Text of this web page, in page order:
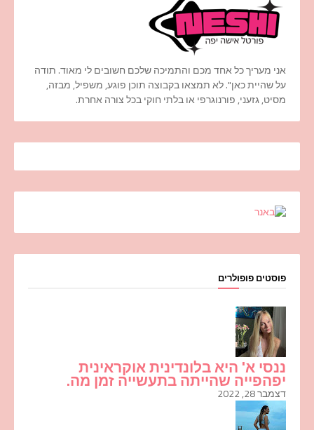
אני מעריך כל אחד מכם והתמיכה שלכם חשובים לי מאוד. תודה
על שהיית כאן". לא תמצאו בקבוצה תוכן פוגע, משפיל, מבזה,
מסיט, גזעני, פורנוגרפי או בלתי חוקי בכל צורה אחרת.
פוסטים פופולרים
ננסי א' היא בלונדינית אוקראינית
יפהפייה שהייתה בתעשייה זמן מה.
דצמבר 28, 2022